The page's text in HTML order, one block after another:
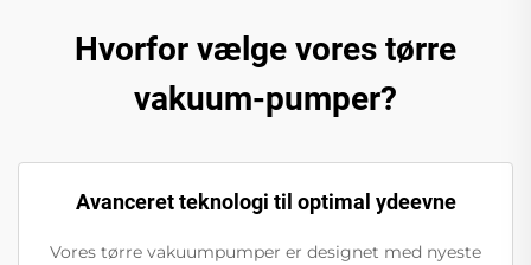
Hvorfor vælge vores tørre
vakuum-pumper?
Avanceret teknologi til optimal ydeevne
Vores tørre vakuumpumper er designet med nyeste